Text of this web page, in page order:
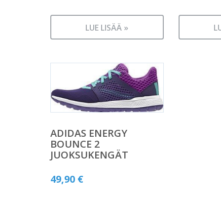
LUE LISÄÄ »
ADIDAS ENERGY
BOUNCE 2
JUOKSUKENGÄT
49,90 €